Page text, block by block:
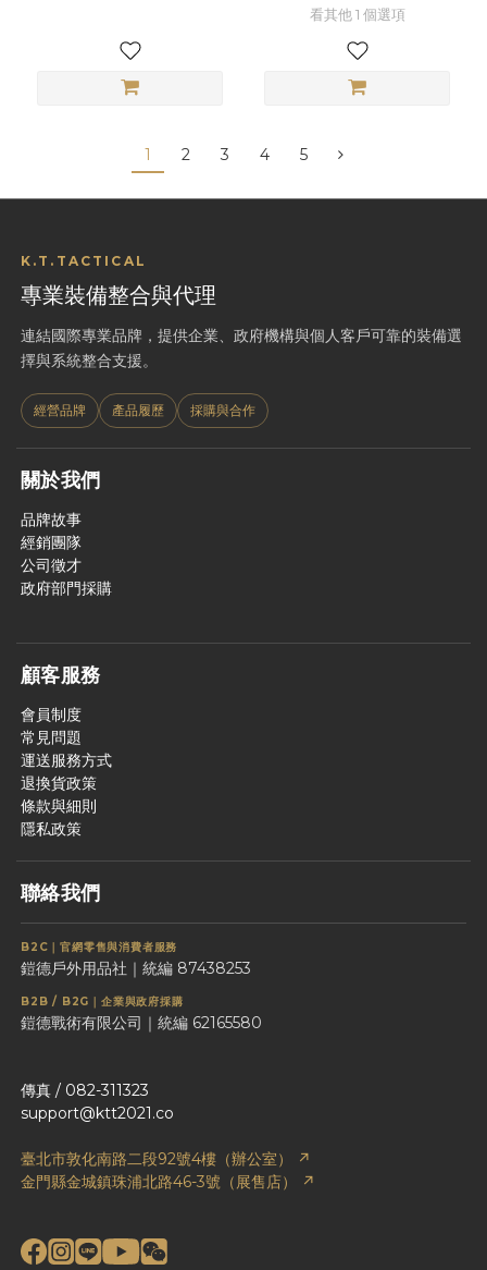
看其他 1 個選項
1 2 3 4 5
K.T.TACTICAL
專業裝備整合與代理
連結國際專業品牌，提供企業、政府機構與個人客戶可靠的裝備選
擇與系統整合支援。
經營品牌 產品履歷 採購與合作
關於我們
品牌故事
經銷團隊
公司徵才
政府部門採購
顧客服務
會員制度
常見問題
運送服務方式
退換貨政策
條款與細則
隱私政策
聯絡我們
B2C｜官網零售與消費者服務
鎧德戶外用品社｜統編 87438253
B2B / B2G｜企業與政府採購
鎧德戰術有限公司｜統編 62165580
傳真 / 082-311323
support@ktt2021.co
臺北市敦化南路二段92號4樓（辦公室） ↗
金門縣金城鎮珠浦北路46-3號（展售店） ↗